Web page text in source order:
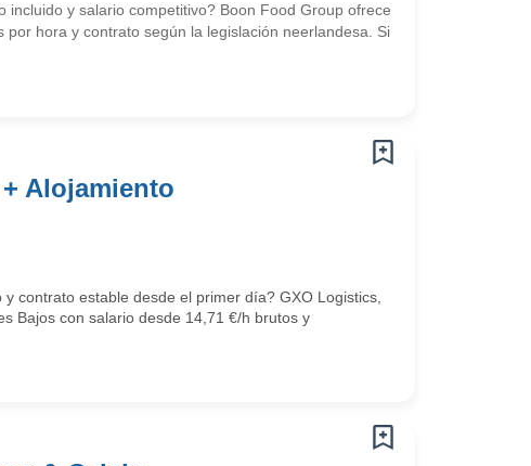
y salario competitivo? Boon Food Group ofrece
hora y contrato según la legislación neerlandesa. Si
Alojamiento
contrato estable desde el primer día? GXO Logistics,
Bajos con salario desde 14,71 €/h brutos y